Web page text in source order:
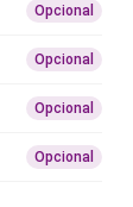
Opcional
Opcional
Opcional
Opcional